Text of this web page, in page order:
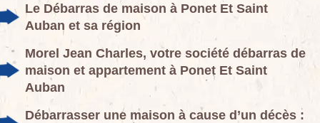
Le Débarras de maison à Ponet Et Saint
Auban et sa région
Morel Jean Charles, votre société débarras de
maison et appartement à Ponet Et Saint
Auban
Débarrasser une maison à cause d’un décès :